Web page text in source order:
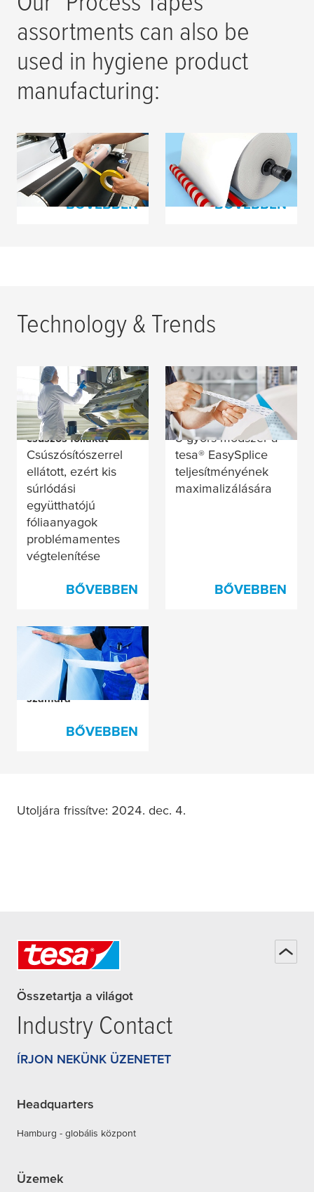
assortments can also be
used in hygiene product
manufacturing:
Technikai szalagok
flexo nyomtatáshoz
BŐVEBBEN
Technikai szalagok
papírgyártáshoz
BŐVEBBEN
Technology & Trends
Megmutatjuk, hogyan
tud könnyen
végteleníteni nagyon
csúszós fóliákat
Csúszósítószerrel
ellátott, ezért kis
súrlódási
együtthatójú
fóliaanyagok
problémamentes
végtelenítése
BŐVEBBEN
Egyszerű végtelenítés
atesa® EasySplice
termékével
8 gyors módszer a
tesa® EasySplice
teljesítményének
maximalizálására
BŐVEBBEN
Megbízható váltás a
fóliagyártó- és
feldolgozó ipar
számára
BŐVEBBEN
Utoljára frissítve: 2024. dec. 4.
Összetartja a világot
Industry Contact
ÍRJON NEKÜNK ÜZENETET
Headquarters
Hamburg - globális központ
Üzemek